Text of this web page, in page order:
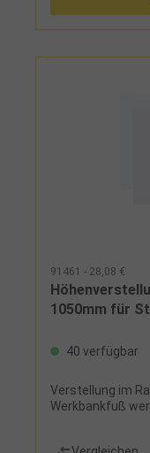
91461 - 28,08 €
1050mm für
40 verfügbar
Verstellung im
Werkbankfuß